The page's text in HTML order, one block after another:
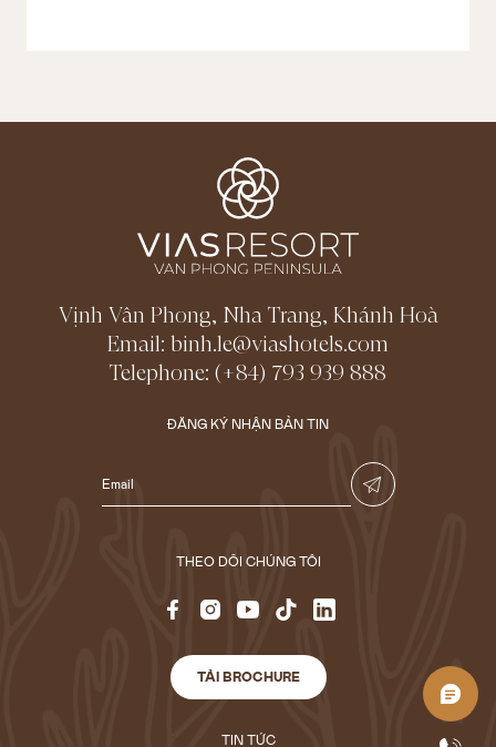
Vịnh Vân Phong, Nha Trang, Khánh Hoà
Email: binh.le@viashotels.com
Telephone: (+84) 793 939 888
ĐĂNG KÝ NHẬN BẢN TIN
THEO DÕI CHÚNG TÔI
TẢI BROCHURE
TIN TỨC